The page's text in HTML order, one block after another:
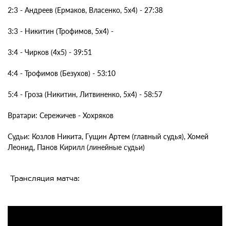
2:3 - Андреев (Ермаков, Власенко, 5х4) - 27:38
3:3 - Никитин (Трофимов, 5х4) -
3:4 - Чирков (4х5) - 39:51
4:4 - Трофимов (Безухов) - 53:10
5:4 - Гроза (Никитин, Литвиненко, 5х4) - 58:57
Вратари: Сережичев - Хохряков
Судьи: Козлов Никита, Гущин Артем (главный судья), Хомей
Леонид, Панов Кирилл (линейные судьи)
Трансляция матча: